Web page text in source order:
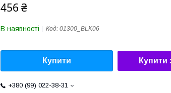
456 ₴
В наявності Код: 01300_BLK06
Купити Купити
+380 (99) 022-38-31